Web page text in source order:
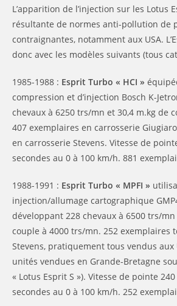
L’apparition de l’injection sur les Lotus
résultante de normes anti-pollution de
contraignantes, notamment aux USA.
donc avec les modèles suivants (tous
1985-1988 : Esprit Turbo « HCI »
compression et d’injection Bosch K-
chevaux à 6250 trs/mn et 30,4 m.kg de
407 exemplaires en carrosserie
en carrosserie Stevens. Vitesse de
secondes au 0 à 100 km/h. 881
1988-1991 : Esprit Turbo « MPFI »
injection/allumage cartographique
développant 228 chevaux à 6500 trs/mn
couple à 4000 trs/mn. 252 exemplaires
Stevens, pratiquement tous vendus aux
unités vendues en Grande-Bretagne
« Lotus Esprit S »). Vitesse de pointe
secondes au 0 à 100 km/h. 252